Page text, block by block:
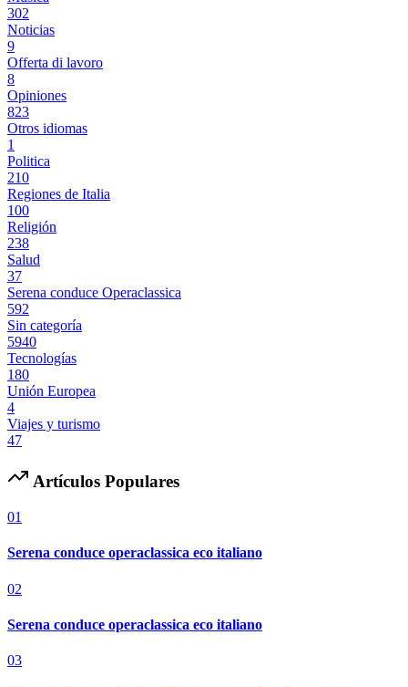
302
Noticias
9
Offerta di lavoro
8
Opiniones
823
Otros idiomas
1
Politica
210
Regiones de Italia
100
Religión
238
Salud
37
Serena conduce Operaclassica
592
Sin categoría
5940
Tecnologías
180
Unión Europea
4
Viajes y turismo
47
Artículos Populares
01
Serena conduce operaclassica eco italiano
02
Serena conduce operaclassica eco italiano
03